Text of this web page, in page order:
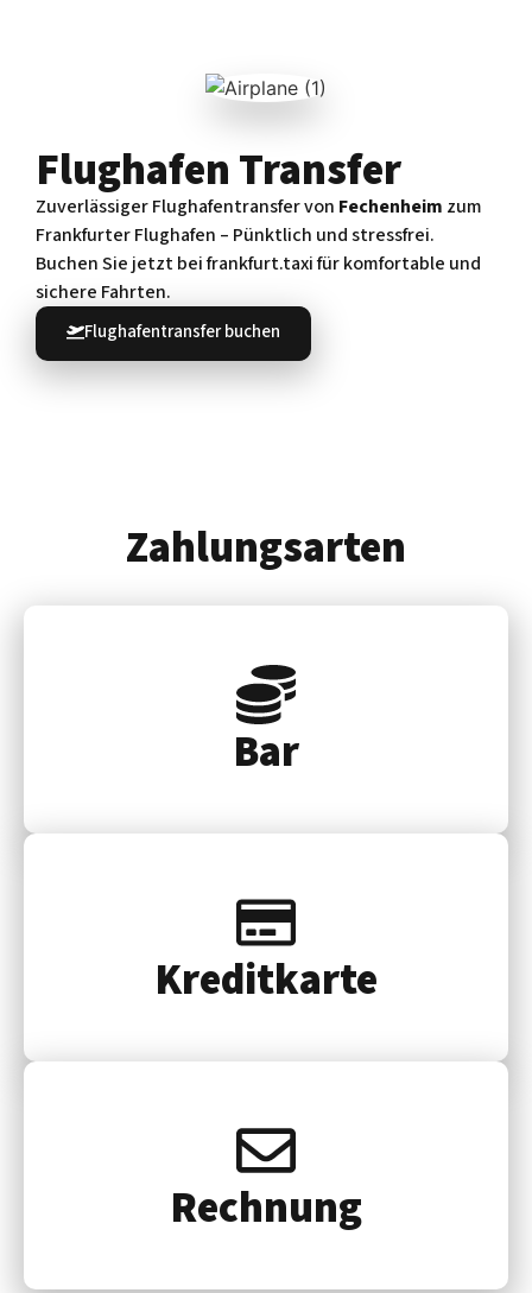
Flughafen Transfer
Zuverlässiger Flughafentransfer von Fechenheim zum
Frankfurter Flughafen – Pünktlich und stressfrei.
Buchen Sie jetzt bei frankfurt.taxi für komfortable und
sichere Fahrten.
Flughafentransfer buchen
Zahlungsarten
Bar
Kredit­karte
Rech­nung